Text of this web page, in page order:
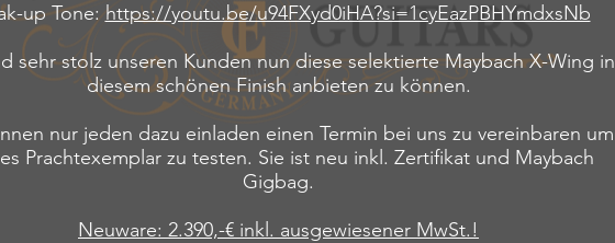
up Tone: https://youtu.be/u94FXyd0iHA?si=1cyEazPBHYmdxsNb
sehr stolz unseren Kunden nun diese selektierte Maybach X-Wing in
diesem schönen Finish anbieten zu können.
nur jeden dazu einladen einen Termin bei uns zu vereinbaren um
Prachtexemplar zu testen. Sie ist neu inkl. Zertifikat und Maybach
Gigbag.
Neuware: 2.390,-€ inkl. ausgewiesener MwSt.!